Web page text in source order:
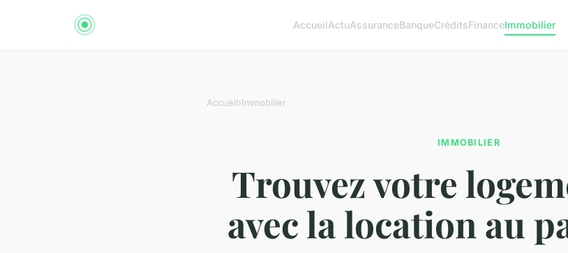
AccueilActuAssuranceBanqueCréditsFinanceImmobilier
Accueil›Immobilier
IMMOBILIER
Trouvez votre
avec la location au